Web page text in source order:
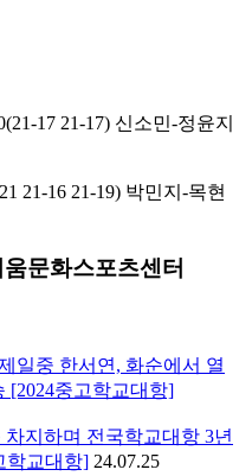
17 21-17) 신소민-정윤지
21-16 21-19) 박민지 -목현
문화스포츠센터
일중 한서연, 화순에서 열
[2024중고학교대항]
지하며 전국학교대항 3년
학교대항] 24.07.25